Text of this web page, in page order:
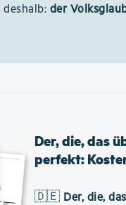
deshalb: der
Der, die, das
perfekt:
🇩🇪 Der, die,